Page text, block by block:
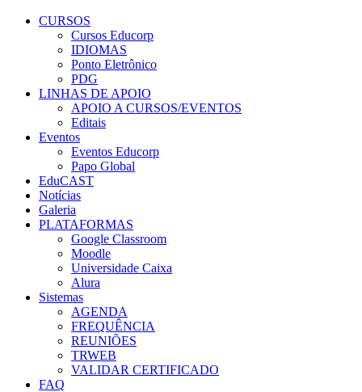
CURSOS
Cursos Educorp
IDIOMAS
Ponto Eletrônico
PDG
LINHAS DE APOIO
APOIO A CURSOS/EVENTOS
Editais
Eventos
Eventos Educorp
Papo Global
EduCAST
Notícias
Galeria
PLATAFORMAS
Google Classroom
Moodle
Universidade Caixa
Alura
Sistemas
AGENDA
FREQUÊNCIA
REUNIÕES
TRWEB
VALIDAR CERTIFICADO
FAQ